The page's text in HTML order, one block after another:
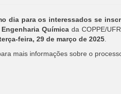
dia para os interessados se
Química da COPPE/
feira, 29 de março de 2025
mais informações sobre o